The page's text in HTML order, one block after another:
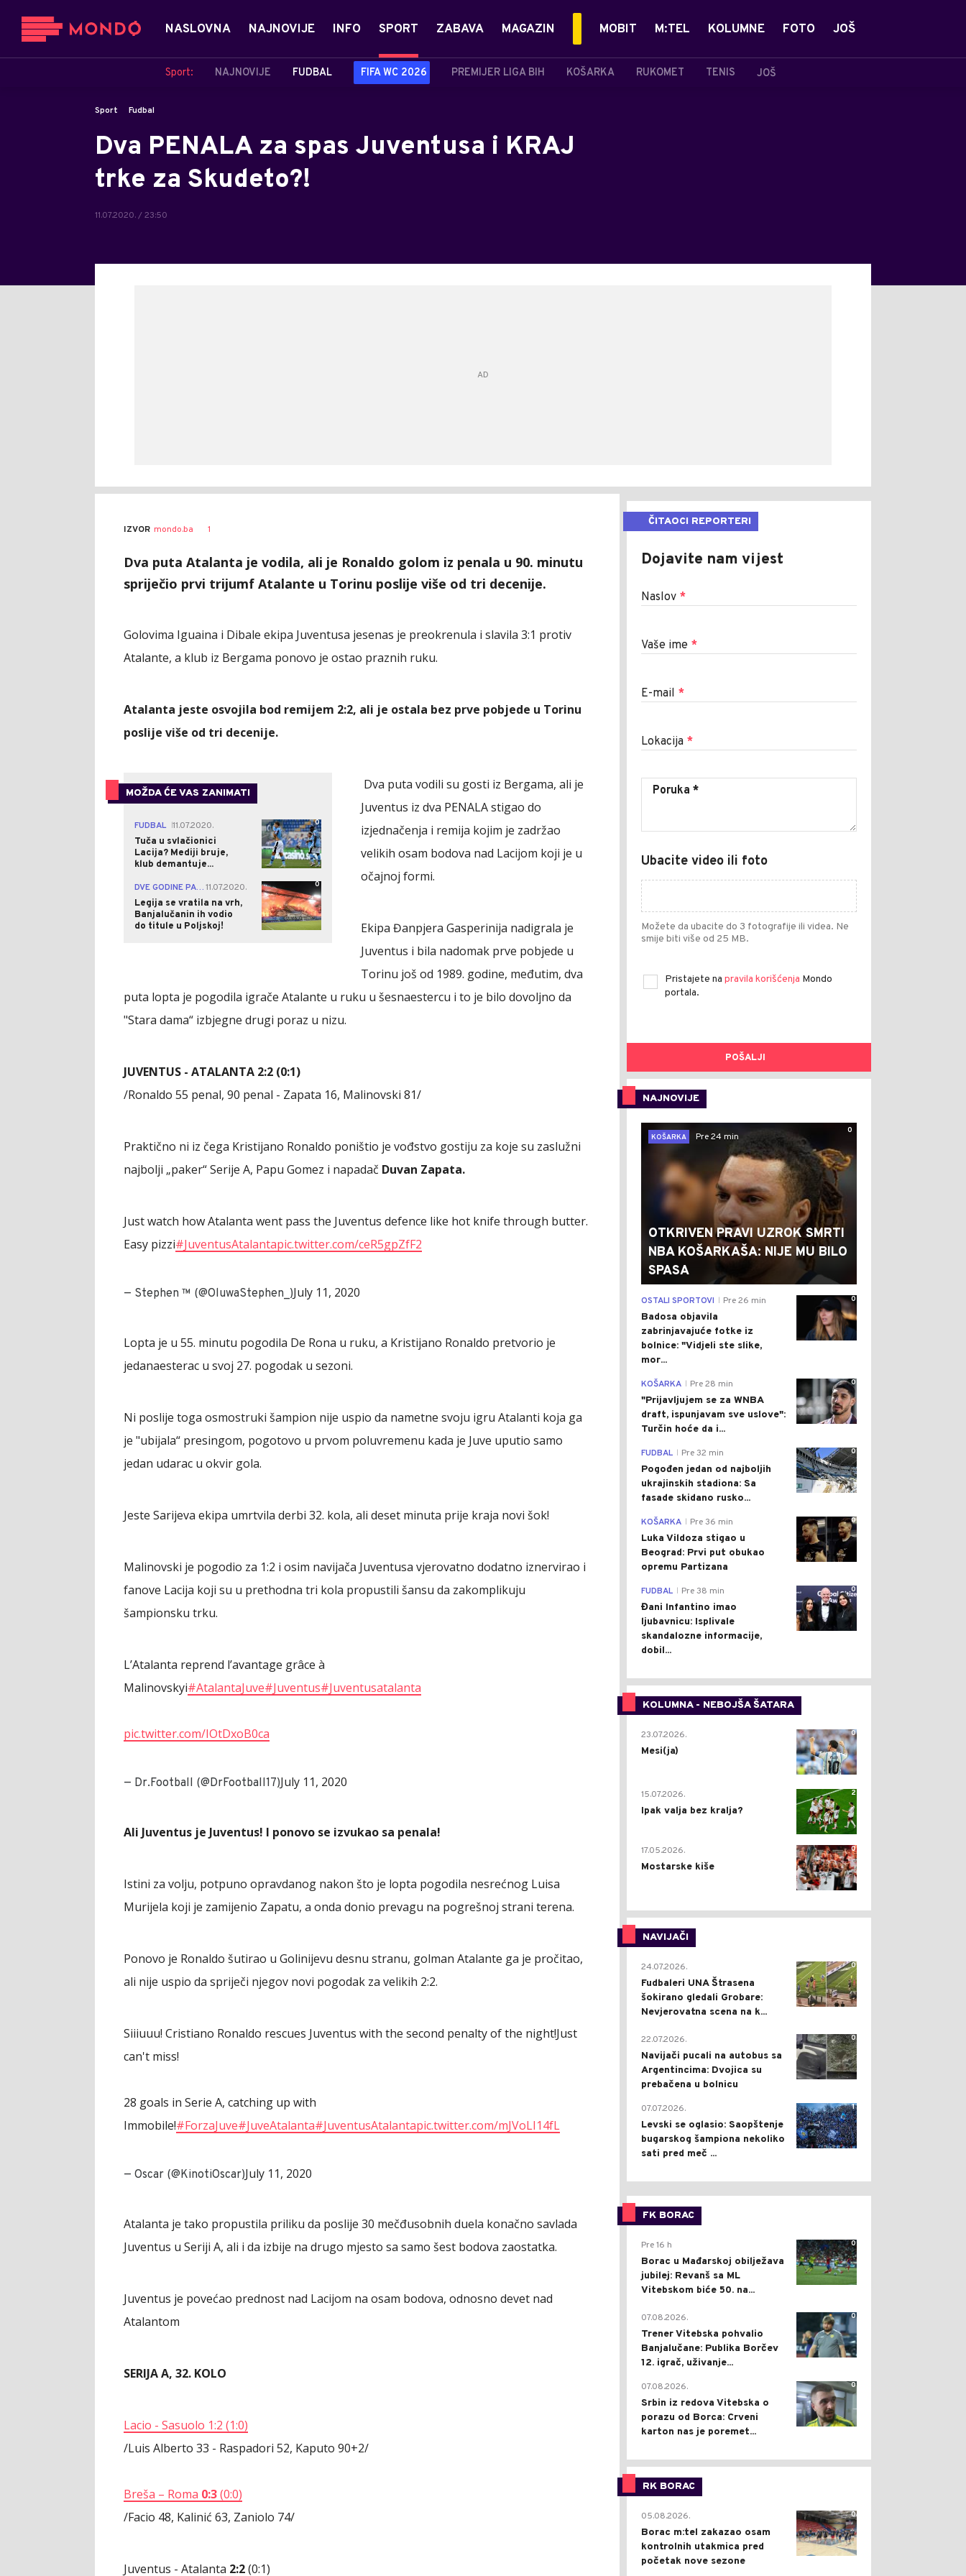
NASLOVNA NAJNOVIJE INFO SPORT
Sport: NAJNOVIJE FUDBAL FIFA WC 2026 PREMIJER LIGA BIH KOŠARKA RUKOMET TENIS JOŠ
ZABAVA MAGAZIN MOBIT M:TEL KOLUMNE FOTO JOŠ
Sport Fudbal
Dva PENALA za spas Juventusa i KRAJ
trke za Skudeto?!
11.07.2020. / 23:50
IZVOR mondo.ba 1
Dva puta Atalanta je vodila, ali je Ronaldo golom iz penala u 90. minutu
spriječio prvi trijumf Atalante u Torinu poslije više od tri decenije.
Golovima Iguaina i Dibale ekipa Juventusa jesenas je preokrenula i slavila 3:1 protiv
Atalante, a klub iz Bergama ponovo je ostao praznih ruku.
Atalanta jeste osvojila bod remijem 2:2, ali je ostala bez prve pobjede u Torinu
poslije više od tri decenije.
MOŽDA ĆE VAS ZANIMATI
FUDBAL 11.07.2020.
Tuča u svlačionici
Lacija? Mediji bruje,
klub demantuje...
0
DVE GODINE PAUZE11.07.2020.
Legija se vratila na vrh,
Banjalučanin ih vodio
do titule u Poljskoj!
0
Dva puta vodili su gosti iz Bergama, ali je
Juventus iz dva PENALA stigao do
izjednačenja i remija kojim je zadržao
velikih osam bodova nad Lacijom koji je u
očajnoj formi.
Ekipa Đanpjera Gasperinija nadigrala je
Juventus i bila nadomak prve pobjede u
Torinu još od 1989. godine, međutim, dva
puta lopta je pogodila igrače Atalante u ruku u šesnaestercu i to je bilo dovoljno da
"Stara dama“ izbjegne drugi poraz u nizu.
JUVENTUS - ATALANTA 2:2 (0:1)
/Ronaldo 55 penal, 90 penal - Zapata 16, Malinovski 81/
Praktično ni iz čega Kristijano Ronaldo poništio je vođstvo gostiju za koje su zaslužni
najbolji „paker“ Serije A, Papu Gomez i napadač Duvan Zapata.
Just watch how Atalanta went pass the Juventus defence like hot knife through butter.
Easy pizzi#JuventusAtalantapic.twitter.com/ceR5gpZfF2
— Stephen ™ (@OluwaStephen_)July 11, 2020
Lopta je u 55. minutu pogodila De Rona u ruku, a Kristijano Ronaldo pretvorio je
jedanaesterac u svoj 27. pogodak u sezoni.
Ni poslije toga osmostruki šampion nije uspio da nametne svoju igru Atalanti koja ga
je "ubijala“ presingom, pogotovo u prvom poluvremenu kada je Juve uputio samo
jedan udarac u okvir gola.
Jeste Sarijeva ekipa umrtvila derbi 32. kola, ali deset minuta prije kraja novi šok!
Malinovski je pogodio za 1:2 i osim navijača Juventusa vjerovatno dodatno iznervirao i
fanove Lacija koji su u prethodna tri kola propustili šansu da zakomplikuju
šampionsku trku.
L’Atalanta reprend l’avantage grâce à
Malinovskyi#AtalantaJuve#Juventus#Juventusatalanta
pic.twitter.com/IOtDxoB0ca
— Dr.Football (@DrFootball17)July 11, 2020
Ali Juventus je Juventus! I ponovo se izvukao sa penala!
Istini za volju, potpuno opravdanog nakon što je lopta pogodila nesrećnog Luisa
Murijela koji je zamijenio Zapatu, a onda donio prevagu na pogrešnoj strani terena.
Ponovo je Ronaldo šutirao u Golinijevu desnu stranu, golman Atalante ga je pročitao,
ali nije uspio da spriječi njegov novi pogodak za velikih 2:2.
Siiiuuu! Cristiano Ronaldo rescues Juventus with the second penalty of the night!Just
can't miss!
28 goals in Serie A, catching up with
Immobile!#ForzaJuve#JuveAtalanta#JuventusAtalantapic.twitter.com/mJVoLI14fL
— Oscar (@KinotiOscar)July 11, 2020
Atalanta je tako propustila priliku da poslije 30 mečđusobnih duela konačno savlada
Juventus u Seriji A, ali i da izbije na drugo mjesto sa samo šest bodova zaostatka.
Juventus je povećao prednost nad Lacijom na osam bodova, odnosno devet nad
Atalantom
SERIJA A, 32. KOLO
Lacio - Sasuolo 1:2 (1:0)
/Luis Alberto 33 - Raspadori 52, Kaputo 90+2/
Breša – Roma 0:3(0:0)
/Facio 48, Kalinić 63, Zaniolo 74/
Juventus - Atalanta 2:2(0:1)
ČITAOCI REPORTERI
Dojavite nam vijest
Naslov *
Vaše ime *
E-mail *
Lokacija *
Ubacite video ili foto
Možete da ubacite do 3 fotografije ili videa. Ne
smije biti više od 25 MB.
Pristajete na pravila korišćenja Mondo
portala.
POŠALJI
NAJNOVIJE
0
KOŠARKA
Pre 24 min
OTKRIVEN PRAVI UZROK SMRTI
NBA KOŠARKAŠA: NIJE MU BILO
SPASA
0
OSTALI SPORTOVI Pre 26 min
Badosa objavila
zabrinjavajuće fotke iz
bolnice: "Vidjeli ste slike,
mor...
0
KOŠARKA Pre 28 min
"Prijavljujem se za WNBA
draft, ispunjavam sve uslove":
Turčin hoće da i...
0
FUDBAL Pre 32 min
Pogođen jedan od najboljih
ukrajinskih stadiona: Sa
fasade skidano rusko...
0
KOŠARKA Pre 36 min
Luka Vildoza stigao u
Beograd: Prvi put obukao
opremu Partizana
0
FUDBAL Pre 38 min
Đani Infantino imao
ljubavnicu: Isplivale
skandalozne informacije,
dobil...
KOLUMNA - NEBOJŠA ŠATARA
0
23.07.2026.
Mesi(ja)
2
15.07.2026.
Ipak valja bez kralja?
0
17.05.2026.
Mostarske kiše
NAVIJAČI
0
24.07.2026.
Fudbaleri UNA Štrasena
šokirano gledali Grobare:
Nevjerovatna scena na k...
0
22.07.2026.
Navijači pucali na autobus sa
Argentincima: Dvojica su
prebačena u bolnicu
1
07.07.2026.
Levski se oglasio: Saopštenje
bugarskog šampiona nekoliko
sati pred meč ...
FK BORAC
0
Pre 16 h
Borac u Mađarskoj obilježava
jubilej: Revanš sa ML
Vitebskom biće 50. na...
0
07.08.2026.
Trener Vitebska pohvalio
Banjalučane: Publika Borčev
12. igrač, uživanje...
0
07.08.2026.
Srbin iz redova Vitebska o
porazu od Borca: Crveni
karton nas je poremet...
RK BORAC
0
05.08.2026.
Borac m:tel zakazao osam
kontrolnih utakmica pred
početak nove sezone